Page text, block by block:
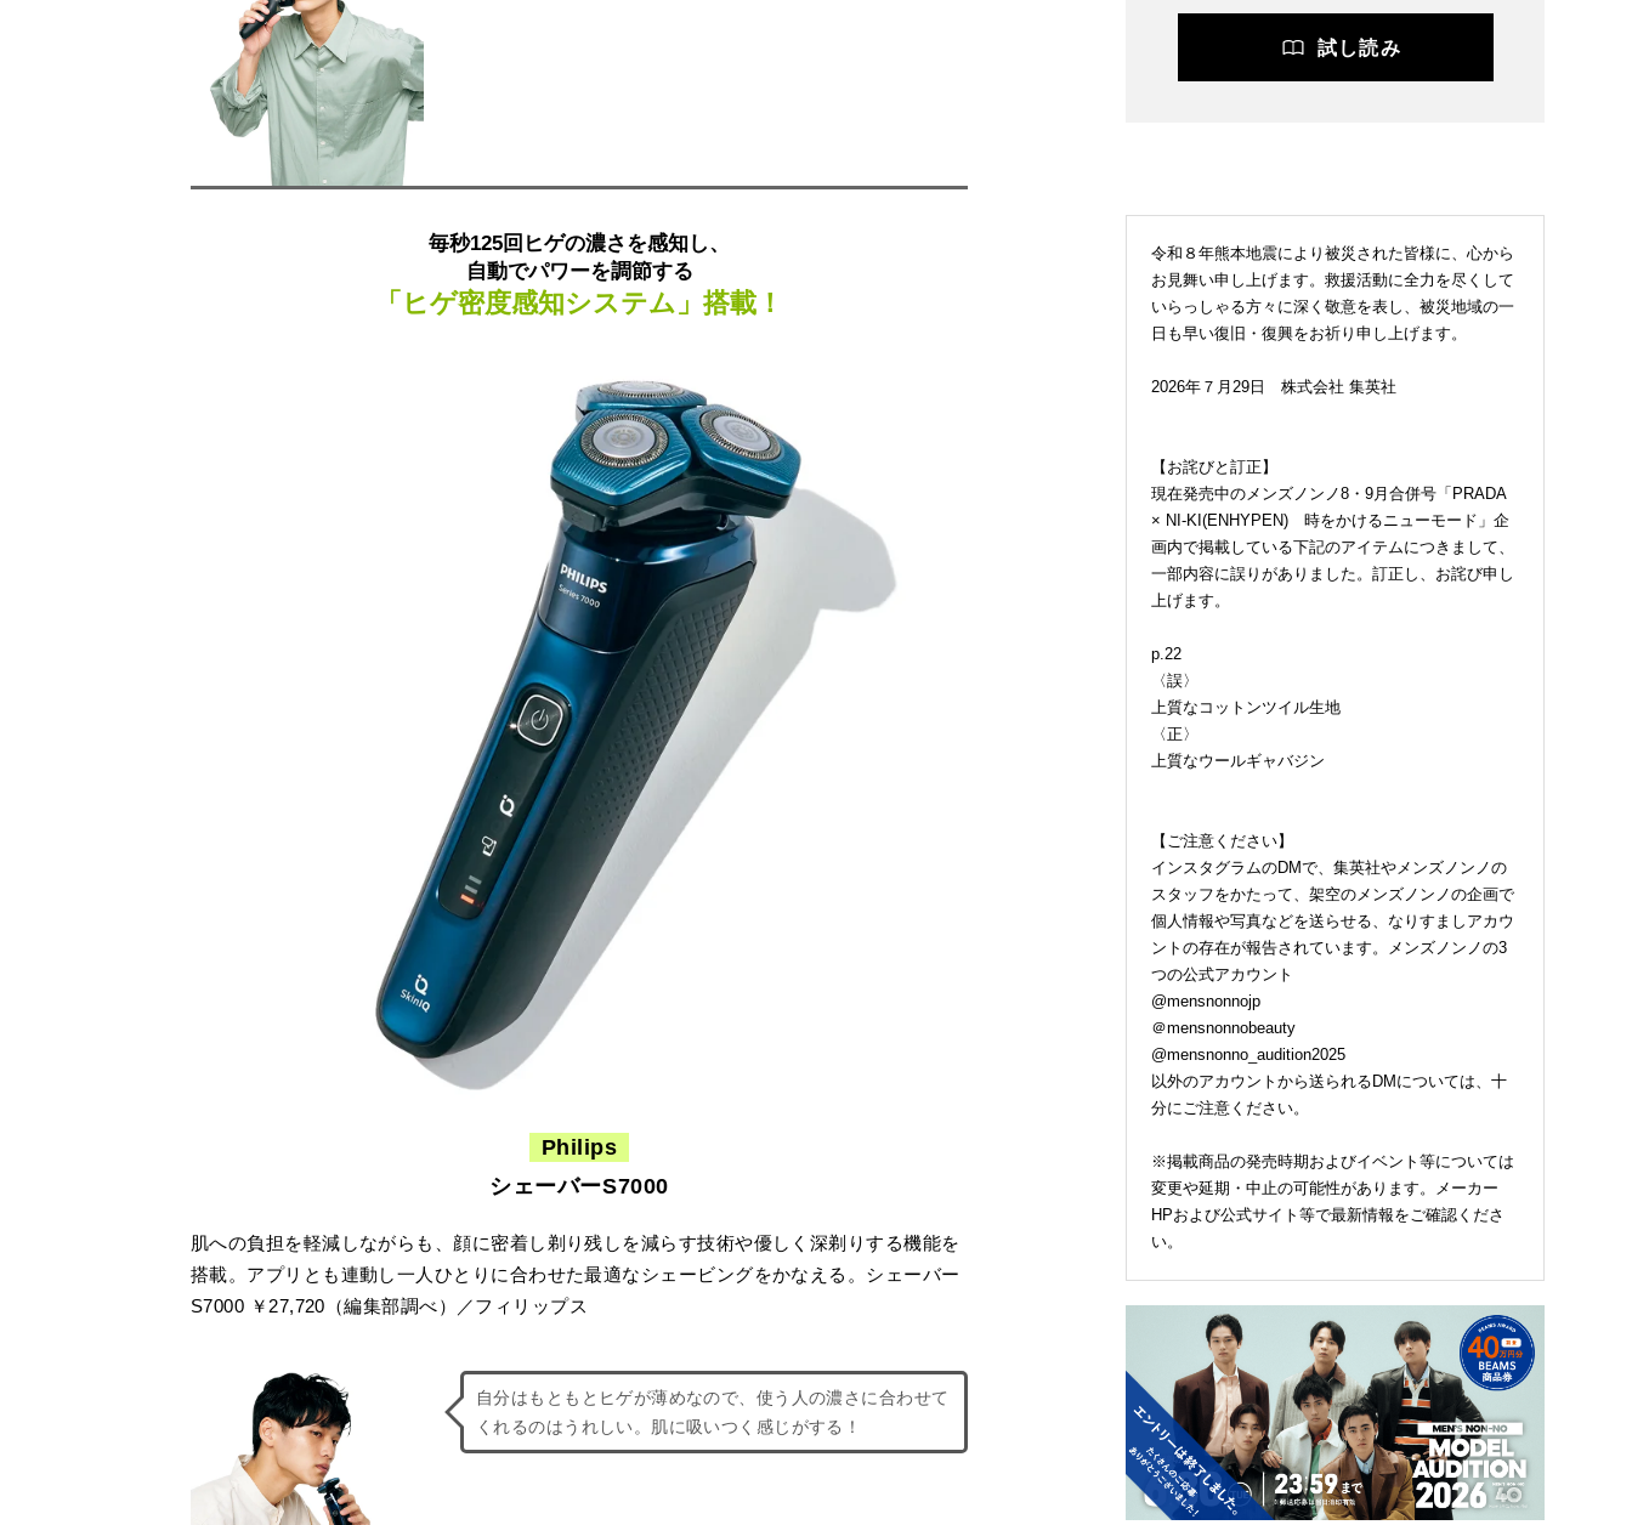
毎秒125回ヒゲの濃さを感知し、
自動でパワーを調節する
「ヒゲ密度感知システム」搭載！
Philips
シェーバーS7000
肌への負担を軽減しながらも、顔に密着し剃り残しを減らす技術や優しく深剃りする機能を
搭載。アプリとも連動し一人ひとりに合わせた最適なシェービングをかなえる。シェーバー
S7000 ￥27,720（編集部調べ）／フィリップス
自分はもともとヒゲが薄めなので、使う人の濃さに合わせて
くれるのはうれしい。肌に吸いつく感じがする！
試し読み
令和８年熊本地震により被災された皆様に、心から
お見舞い申し上げます。救援活動に全力を尽くして
いらっしゃる方々に深く敬意を表し、被災地域の一
日も早い復旧・復興をお祈り申し上げます。
2026年７月29日 株式会社 集英社
【お詫びと訂正】
現在発売中のメンズノンノ8・9月合併号「PRADA
× NI-KI(ENHYPEN) 時をかけるニューモード」企
画内で掲載している下記のアイテムにつきまして、
一部内容に誤りがありました。訂正し、お詫び申し
上げます。
p.22
〈誤〉
上質なコットンツイル生地
〈正〉
上質なウールギャバジン
【ご注意ください】
インスタグラムのDMで、集英社やメンズノンノの
スタッフをかたって、架空のメンズノンノの企画で
個人情報や写真などを送らせる、なりすましアカウ
ントの存在が報告されています。メンズノンノの3
つの公式アカウント
@mensnonnojp
＠mensnonnobeauty
@mensnonno_audition2025
以外のアカウントから送られるDMについては、十
分にご注意ください。
※掲載商品の発売時期およびイベント等については
変更や延期・中止の可能性があります。メーカー
HPおよび公式サイト等で最新情報をご確認くださ
い。